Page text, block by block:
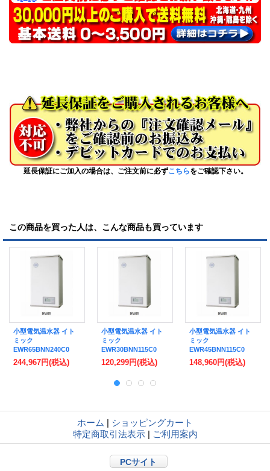
延長保証にご加入の場合は、ご注文前に必ずこちらをご確認下さい。
この商品を買った人は、こんな商品も買っています
小型電気温水器 イト
ミック
EWR65BNN240C0
EWRシリーズ 単相
200V 4.0kW 貯湯量
244,967円(税込)
小型電気温水器 イト
ミック
EWR30BNN115C0
EWRシリーズ 単相
100V 1.5kW 貯湯量
品 [■§]
120,299円(税込)
小型電気温水器 イト
ミック
EWR45BNN115C0
EWRシリーズ 単相
100V 1.5kW 貯湯量
148,960円(税込)
ホーム | ショッピングカート
特定商取引法表示 | ご利用案内
PCサイト